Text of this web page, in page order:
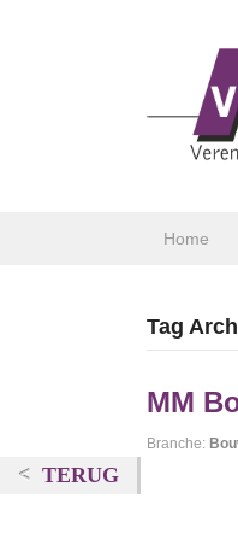
Home
Tag
MM
Branche:
TERUG